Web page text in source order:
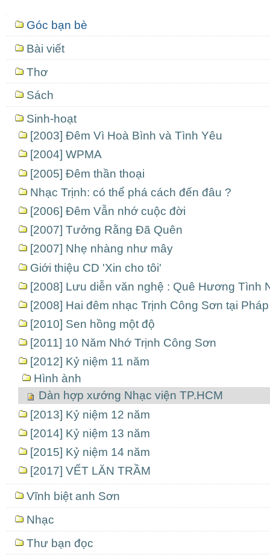
Mục
định
hướng
Góc bạn bè
Bài viết
Thơ
Sách
Sinh-hoạt
[2003] Đêm Vì Hoà Bình và Tình Yêu
[2004] WPMA
[2005] Đêm thần thoại
Nhạc Trịnh: có thể phá cách đến đâu ?
[2006] Đêm Vẫn nhớ cuộc đời
[2007] Tưởng Rằng Đã Quên
[2007] Nhẹ nhàng như mây
Giới thiệu CD 'Xin cho tôi'
[2008] Lưu diễn văn nghệ : Quê Hương Tình
[2008] Hai đêm nhạc Trịnh Công Sơn tại Pháp
[2010] Sen hồng một độ
[2011] 10 Năm Nhớ Trịnh Công Sơn
[2012] Kỷ niệm 11 năm
Hình ành
Dàn hợp xướng Nhạc viện TP.HCM
[2013] Kỷ niệm 12 năm
[2014] Kỷ niệm 13 năm
[2015] Kỷ niệm 14 năm
[2017] VẾT LĂN TRẦM
Vĩnh biệt anh Sơn
Nhạc
Thư bạn đọc